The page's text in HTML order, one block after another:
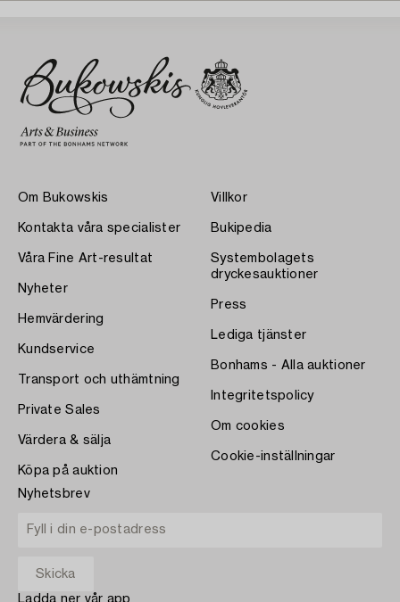
Om Bukowskis
Kontakta våra specialister
Våra Fine Art-resultat
Nyheter
Hemvärdering
Kundservice
Transport och uthämtning
Private Sales
Värdera & sälja
Köpa på auktion
Villkor
Bukipedia
Systembolagets
dryckesauktioner
Press
Lediga tjänster
Bonhams - Alla auktioner
Integritetspolicy
Om cookies
Cookie-inställningar
Nyhetsbrev